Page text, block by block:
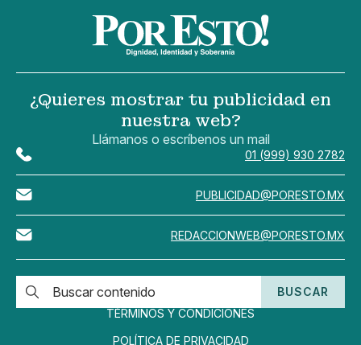
¿Quieres mostrar tu publicidad en
nuestra web?
Llámanos o escríbenos un mail
01 (999) 930 2782
PUBLICIDAD@PORESTO.MX
REDACCIONWEB@PORESTO.MX
BUSCAR
TÉRMINOS Y CONDICIONES
POLÍTICA DE PRIVACIDAD